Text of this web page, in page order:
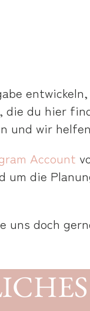
die du hier
und wir
Account
um die
doch